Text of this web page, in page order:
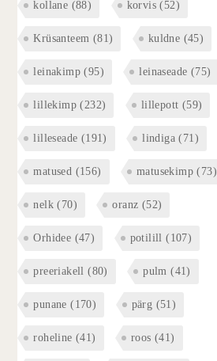
kollane (88) korvis (52)
Krüsanteem (81) kuldne (45)
leinakimp (95) leinaseade (75)
lillekimp (232) lillepott (59)
lilleseade (191) lindiga (71)
matused (156) matusekimp (73)
nelk (70) oranz (52)
Orhidee (47) potilill (107)
preeriakell (80) pulm (41)
punane (170) pärg (51)
roheline (41) roos (41)